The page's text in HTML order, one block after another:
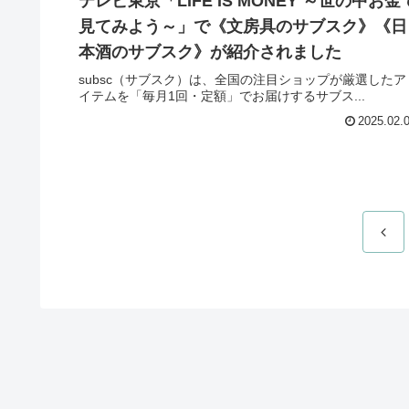
見てみよう～」で《文房具のサブスク》《日
本酒のサブスク》が紹介されました
subsc（サブスク）は、全国の注目ショップが厳選したア
イテムを「毎月1回・定額」でお届けするサブス...
前